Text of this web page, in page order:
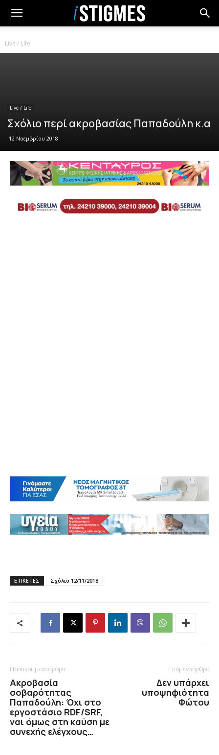
Live / Life
Live / Life
Σχόλιο περί ακροβασίας Παπαδούλη κ.α
12 Νοεμβρίου 2018
ΕΤΙΚΕΤΕΣ Σχόλιο 12/11/2018
Προηγούμενο άρθρο
Ακροβασία
σοβαρότητας
Παπαδούλη: Όχι στο
εργοστάσιο RDF/SRF,
ναι όμως στη καύση με
συνεχής ελέγχους…
Επόμενο άρθρο
Δεν υπάρχει
υποψηφιότητα
Φώτου